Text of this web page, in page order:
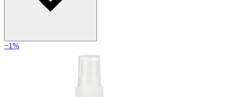
−1%